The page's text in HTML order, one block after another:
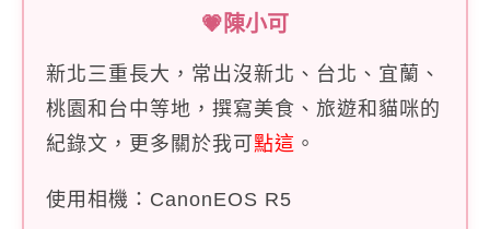
💗陳小可
新北三重長大，常出沒新北、台北、宜蘭、
桃園和台中等地，撰寫美食、旅遊和貓咪的
紀錄文，更多關於我可 點這 。
使用相機：CanonEOS R5